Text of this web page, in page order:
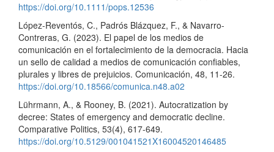
https://doi.org/10.1111/pops.12536
López-Reventós, C., Padrós Blázquez, F., & Navarro-
Contreras, G. (2023). El papel de los medios de
comunicación en el fortalecimiento de la democracia. Hacia
un sello de calidad a medios de comunicación confiables,
plurales y libres de prejuicios. Comunicación, 48, 11-26.
https://doi.org/10.18566/comunica.n48.a02
Lührmann, A., & Rooney, B. (2021). Autocratization by
decree: States of emergency and democratic decline.
Comparative Politics, 53(4), 617-649.
https://doi.org/10.5129/001041521X16004520146485